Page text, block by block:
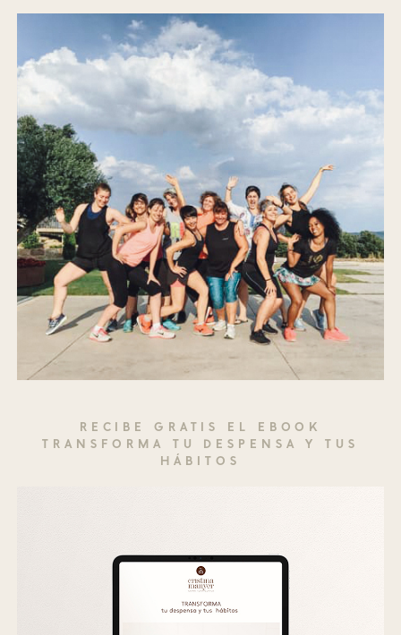
RECIBE GRATIS EL EBOOK
TRANSFORMA TU DESPENSA Y TUS
HÁBITOS